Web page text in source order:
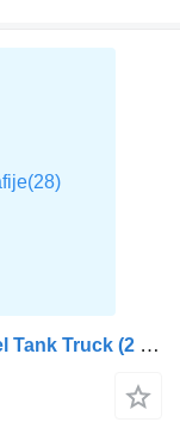
Mercedes-Benz Arocs 2136 A 4x4 Fuel Tank Truck (2 units)